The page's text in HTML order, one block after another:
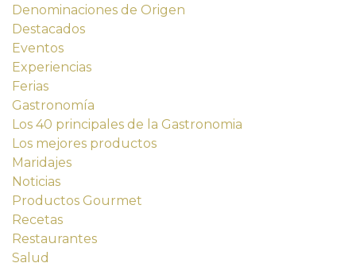
Denominaciones de Origen
Destacados
Eventos
Experiencias
Ferias
Gastronomía
Los 40 principales de la Gastronomia
Los mejores productos
Maridajes
Noticias
Productos Gourmet
Recetas
Restaurantes
Salud